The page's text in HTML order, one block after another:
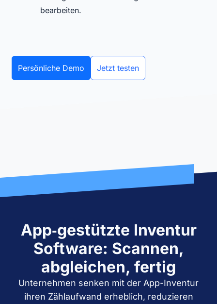
bearbeiten.
Persönliche Demo Jetzt testen
App‑gestützte Inventur
Software: Scannen,
abgleichen, fertig
Unternehmen senken mit der App-Inventur
ihren Zählaufwand erheblich, reduzieren